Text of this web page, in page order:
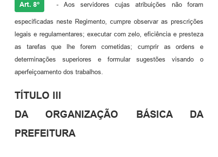
Art. 8º - Aos servidores cujas atribuições não foram
especificadas neste Regimento, cumpre observar as prescrições
legais e regulamentares; executar com zelo, eficiência e presteza
as tarefas que lhe forem cometidas; cumprir as ordens e
determinações superiores e formular sugestões visando o
aperfeiçoamento dos trabalhos.
TÍTULO III
DA ORGANIZAÇÃO BÁSICA DA
PREFEITURA